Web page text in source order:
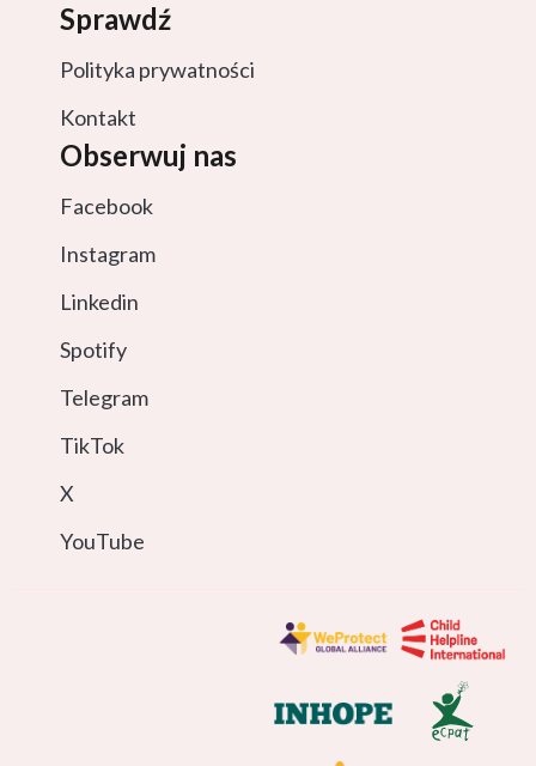
Sprawdź
Polityka prywatności
Kontakt
Obserwuj nas
Facebook
Instagram
Linkedin
Spotify
Telegram
TikTok
X
YouTube